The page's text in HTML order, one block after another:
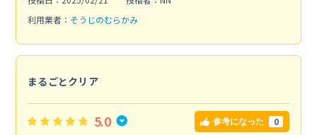
利用業者： そうじのむらかみ
まるごとクリア
5.0 参考になった 0